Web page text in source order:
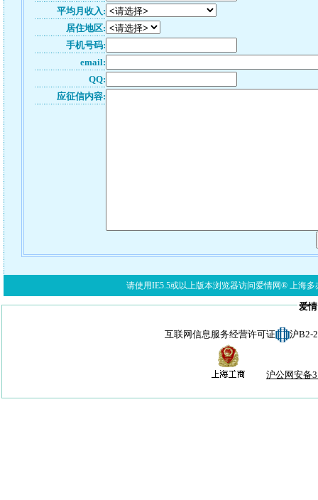
平均月收入:
居住地区:
手机号码:
email:
QQ:
应征信内容:
请使用IE5.5或以上版本浏览器访问爱情网® 上海多
爱
互联网信息服务经营许可证 沪B2-
沪公网安备